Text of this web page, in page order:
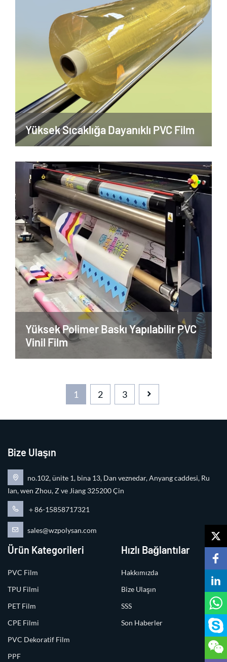
Yüksek Sıcaklığa Dayanıklı PVC Film
Yüksek Polimer Baskı Yapılabilir PVC
Vinil Film
1 2 3
Bize Ulaşın
no.102, ünite 1, bina 13, Dan veznedar, Anyang caddesi, Ru
Ian, wen Zhou, Z ve Jiang 325200 Çin
＋86-15858717321
sales@wzpolysan.com
Ürün Kategorileri
PVC Film
TPU Filmi
PET Film
CPE Filmi
PVC Dekoratif Film
PPF
Hızlı Bağlantılar
Hakkımızda
Bize Ulaşın
SSS
Son Haberler